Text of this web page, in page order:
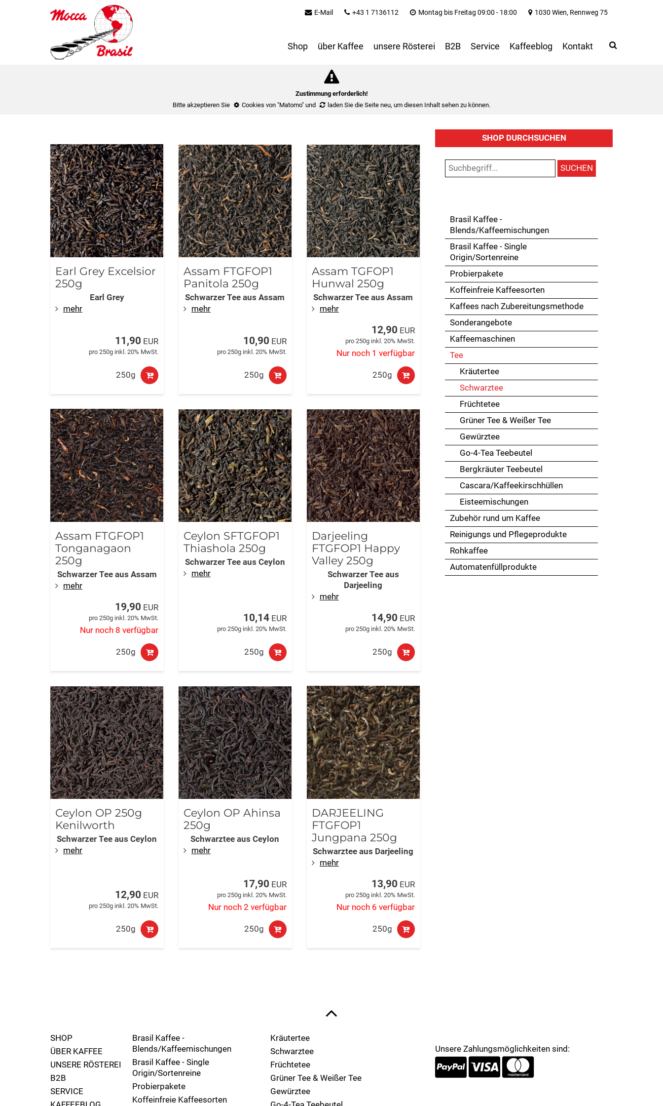
Zustimmung erforderlich!
Bitte akzeptieren Sie
Cookies von "Matomo" und laden Sie die Seite neu, um diesen Inhalt sehen zu können.
E-Mail +43 1 7136112 Montag bis Freitag 09:00 - 18:00 1030 Wien, Rennweg 75
Shop über Kaffee unsere Rösterei B2B Service Kaffeeblog Kontakt Search
Earl Grey Excelsior
250g
Earl Grey
mehr
11,90 EUR
pro 250g inkl. 20% MwSt.
250g
Assam FTGFOP1
Panitola 250g
Schwarzer Tee aus Assam
mehr
10,90 EUR
pro 250g inkl. 20% MwSt.
250g
Assam TGFOP1
Hunwal 250g
Schwarzer Tee aus Assam
mehr
12,90 EUR
pro 250g inkl. 20% MwSt.
Nur noch 1 verfügbar
250g
Assam FTGFOP1
Tonganagaon
250g
Schwarzer Tee aus Assam
mehr
19,90 EUR
pro 250g inkl. 20% MwSt.
Nur noch 8 verfügbar
250g
Ceylon SFTGFOP1
Thiashola 250g
Schwarzer Tee aus Ceylon
mehr
10,14EUR
pro 250g inkl. 20% MwSt.
250g
Darjeeling
FTGFOP1 Happy
Valley 250g
Schwarzer Tee aus
Darjeeling
mehr
14,90 EUR
pro 250g inkl. 20% MwSt.
250g
Ceylon OP 250g
Kenilworth
Schwarzer Tee aus Ceylon
mehr
12,90 EUR
pro 250g inkl. 20% MwSt.
250g
Ceylon OP Ahinsa
250g
Schwarztee aus Ceylon
mehr
17,90 EUR
pro 250g inkl. 20% MwSt.
Nur noch 2 verfügbar
250g
DARJEELING
FTGFOP1
Jungpana 250g
Schwarztee aus Darjeeling
mehr
13,90 EUR
pro 250g inkl. 20% MwSt.
Nur noch 6 verfügbar
250g
SHOP DURCHSUCHEN
SUCHEN
Brasil Kaffee -
Blends/Kaffeemischungen
Brasil Kaffee - Single
Origin/Sortenreine
Probierpakete
Koffeinfreie Kaffeesorten
Kaffees nach Zubereitungsmethode
Sonderangebote
Kaffeemaschinen
Tee
Kräutertee
Schwarztee
Früchtetee
Grüner Tee & Weißer Tee
Gewürztee
Go-4-Tea Teebeutel
Bergkräuter Teebeutel
Cascara/Kaffeekirschhüllen
Eisteemischungen
Zubehör rund um Kaffee
Reinigungs und Pflegeprodukte
Rohkaffee
Automatenfüllprodukte
SHOP
Brasil Kaffee -
Blends/Kaffeemischungen
Brasil Kaffee - Single
Origin/Sortenreine
Probierpakete
Koffeinfreie Kaffeesorten
Kräutertee
Schwarztee
Früchtetee
Grüner Tee & Weißer Tee
Gewürztee
ÜBER KAFFEE
UNSERE RÖSTEREI
B2B
SERVICE
Unsere Zahlungsmöglichkeiten sind: